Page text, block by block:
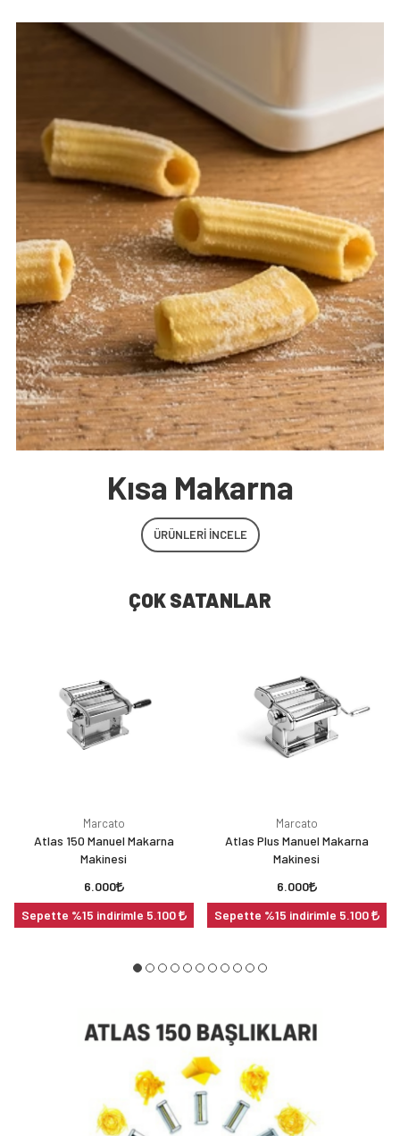
Kısa Makarna
ÜRÜNLERI İNCELE
ÇOK SATANLAR
Marcato
Atlas 150 Manuel Makarna
Makinesi
6.000
Sepette %15 indirimle 5.100
Marcato
Atlas Plus Manuel Makarna
Makinesi
6.000
Sepette %15 indirimle 5.100